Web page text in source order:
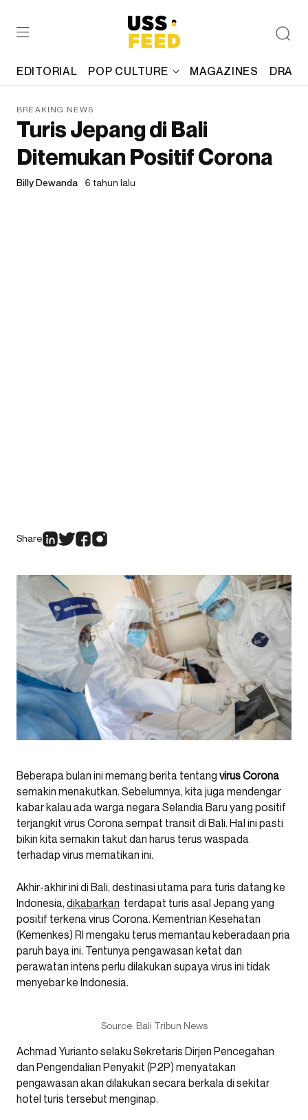
EDITORIAL POP CULTURE MAGAZINES
BREAKING NEWS
Turis Jepang di Bali
Ditemukan Positif Corona
Billy Dewanda 6 tahun lalu
Share
Beberapa bulan ini memang berita tentang virusCorona
semakin menakutkan. Sebelumnya, kita juga mendengar
kabar kalau ada warga negara Selandia Baru yang positif
terjangkit virus Corona sempat transit di Bali. Hal ini pasti
bikin kita semakin takut dan harus terus waspada
terhadap virus mematikan ini.
Akhir-akhir ini di Bali, destinasi utama para turis datang ke
Indonesia, dikabarkan terdapat turis asal Jepang yang
positif terkena virus Corona. Kementrian Kesehatan
(Kemenkes) RI mengaku terus memantau keberadaan pria
paruh baya ini. Tentunya pengawasan ketat dan
perawatan intens perlu dilakukan supaya virus ini tidak
menyebar ke Indonesia.
Source: Bali Tribun News
Achmad Yurianto selaku Sekretaris Dirjen Pencegahan
dan Pengendalian Penyakit (P2P) menyatakan
pengawasan akan dilakukan secara berkala di sekitar
hotel turis tersebut menginap.